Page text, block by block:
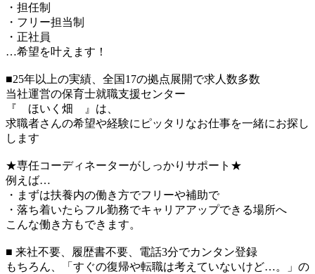
・担任制
・フリー担当制
・正社員
…希望を叶えます！
■25年以上の実績、全国17の拠点展開で求人数多数
当社運営の保育士就職支援センター
『 ほいく畑 』は、
求職者さんの希望や経験にピッタリなお仕事を一緒にお探し
します
★専任コーディネーターがしっかりサポート★
例えば…
・まずは扶養内の働き方でフリーや補助で
・落ち着いたらフル勤務でキャリアアップできる場所へ
こんな働き方もできます。
■ 来社不要、履歴書不要、電話3分でカンタン登録
もちろん、「すぐの復帰や転職は考えていないけど…。」の